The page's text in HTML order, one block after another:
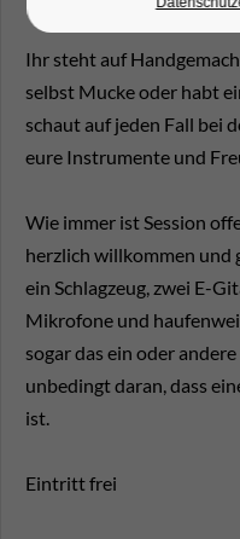
Ihr steht auf
selbst Mucke oder habt
schaut auf jeden Fall bei
eure Instrumente und
Wie immer ist Session
herzlich willkommen und
ein Schlagzeug, zwei E-
Mikrofone und
sogar das ein oder
unbedingt daran, dass
ist.
Eintritt frei